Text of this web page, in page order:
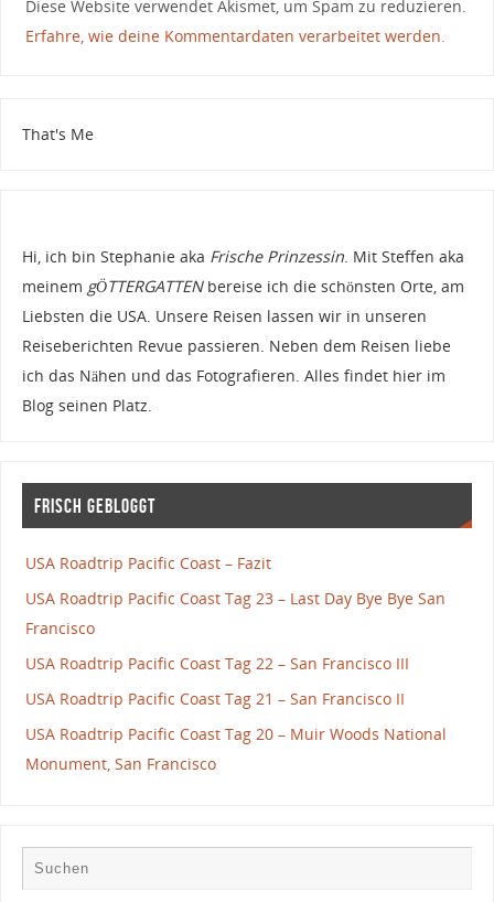
Diese Website verwendet Akismet, um Spam zu reduzieren.
Erfahre, wie deine Kommentardaten verarbeitet werden.
That's Me
Hi, ich bin Stephanie aka Frische Prinzessin. Mit Steffen aka
meinem gÖTTERGATTENbereise ich die schönsten Orte, am
Liebsten die USA. Unsere Reisen lassen wir in unseren
Reiseberichten Revue passieren. Neben dem Reisen liebe
ich das Nähen und das Fotografieren. Alles findet hier im
Blog seinen Platz.
Frisch gebloggt
USA Roadtrip Pacific Coast – Fazit
USA Roadtrip Pacific Coast Tag 23 – Last Day Bye Bye San
Francisco
USA Roadtrip Pacific Coast Tag 22 – San Francisco III
USA Roadtrip Pacific Coast Tag 21 – San Francisco II
USA Roadtrip Pacific Coast Tag 20 – Muir Woods National
Monument, San Francisco